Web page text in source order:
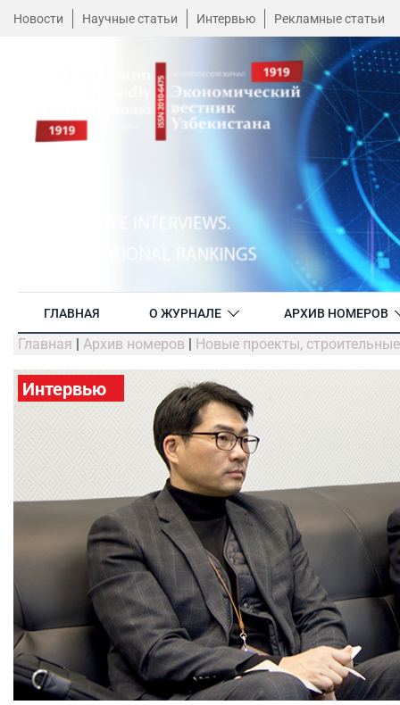
Новости Научные статьи Интервью Рекламные статьи
ГЛАВНАЯ О ЖУРНАЛЕ АРХИВ НОМЕРОВ
Главная | Архив номеров | Новые проекты,
Интервью